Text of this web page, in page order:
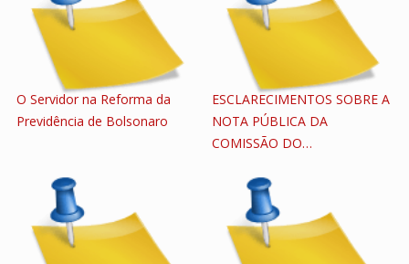
O Servidor na Reforma da
Previdência de Bolsonaro
ESCLARECIMENTOS SOBRE A
NOTA PÚBLICA DA
COMISSÃO DO…